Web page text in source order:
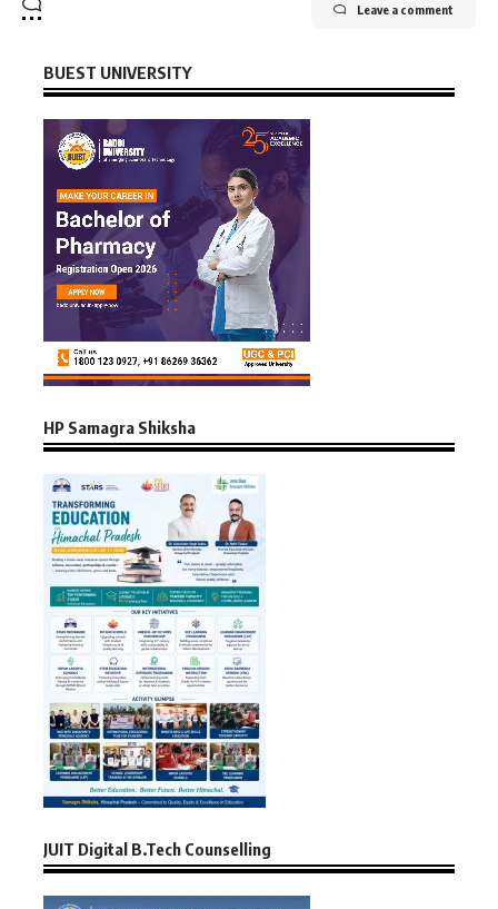
Leave a comment
BUEST UNIVERSITY
HP Samagra Shiksha
JUIT Digital B.Tech Counselling